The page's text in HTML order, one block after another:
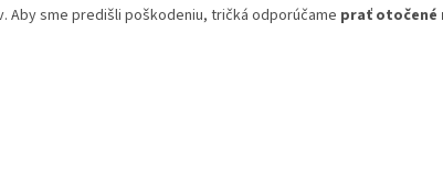
Aby sme predišli poškodeniu, tričká odporúčame prať otočené